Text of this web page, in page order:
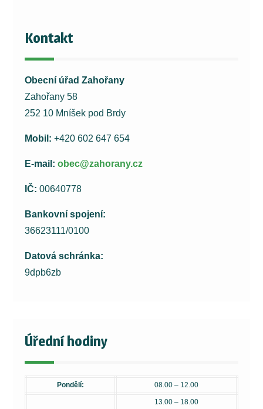
Kontakt
Obecní úřad Zahořany
Zahořany 58
252 10 Mníšek pod Brdy
Mobil: +420 602 647 654
E-mail: obec@zahorany.cz
IČ: 00640778
Bankovní spojení:
36623111/0100
Datová schránka:
9dpb6zb
Úřední hodiny
Pondělí: 08.00 – 12.00
13.00 – 18.00